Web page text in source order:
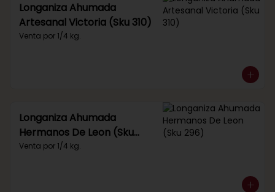
Longaniza Ahumada
Artesanal Victoria (Sku 310)
Venta por 1/4 kg.
Longaniza Ahumada
Hermanos De Leon (Sku
296)
Venta por 1/4 kg.